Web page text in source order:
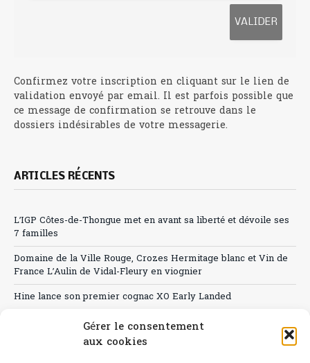
Gérer le consentement
aux cookies
Confirmez votre inscription en cliquant sur le lien de
validation envoyé par email. Il est parfois possible que
ce message de confirmation se retrouve dans le
dossiers indésirables de votre messagerie.
ARTICLES RÉCENTS
L’IGP Côtes-de-Thongue met en avant sa liberté et dévoile ses
7 familles
Domaine de la Ville Rouge, Crozes Hermitage blanc et Vin de
France L’Aulin de Vidal-Fleury en viognier
Hine lance son premier cognac XO Early Landed
Canicule : A quand le CHR à « l’heure espagnole » ?